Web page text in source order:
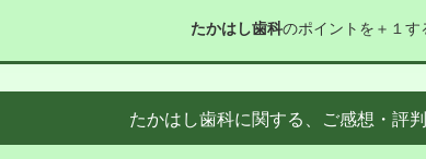
たかはし歯科のポイントを＋１す
たかはし歯科に関する、ご感想・評